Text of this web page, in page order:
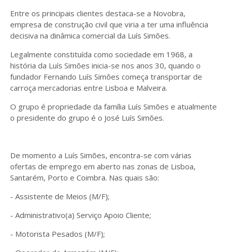
Entre os principais clientes destaca-se a Novobra,
empresa de construção civil que viria a ter uma influência
decisiva na dinâmica comercial da Luís Simões.
Legalmente constituída como sociedade em 1968, a
história da Luís Simões inicia-se nos anos 30, quando o
fundador Fernando Luís Simões começa transportar de
carroça mercadorias entre Lisboa e Malveira.
O grupo é propriedade da família Luís Simões e atualmente
o presidente do grupo é o José Luís Simões.
De momento a Luís Simões, encontra-se com várias
ofertas de emprego em aberto nas zonas de Lisboa,
Santarém, Porto e Coimbra. Nas quais são:
- Assistente de Meios (M/F);
- Administrativo(a) Serviço Apoio Cliente;
- Motorista Pesados (M/F);